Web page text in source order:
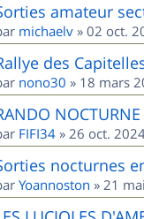
amateur
michaelv » 02 oct.
des
nono30 » 18 mars
FIFI34 » 26 oct.
nocturnes
Yoannoston » 21